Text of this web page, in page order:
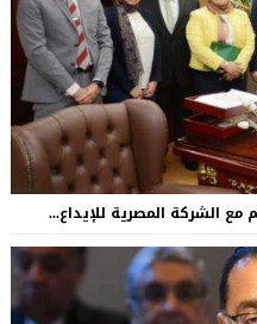
الشركة المصرية للإيداع...